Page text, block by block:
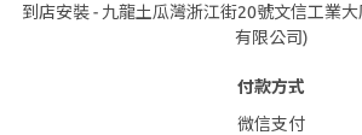
到店安裝 - 九龍土瓜灣浙江街20號文信工業
有限公司)
付款方式
微信支付